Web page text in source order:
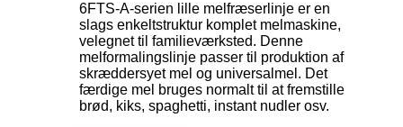
6FTS-A-serien lille melfræserlinje er en
slags enkeltstruktur komplet melmaskine,
velegnet til familieværksted. Denne
melformalingslinje passer til produktion af
skræddersyet mel og universalmel. Det
færdige mel bruges normalt til at fremstille
brød, kiks, spaghetti, instant nudler osv.